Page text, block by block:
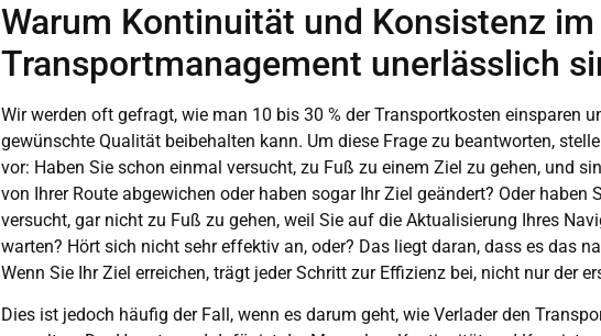
Warum Kontinuität und Konsistenz im
Transportmanagement unerlässlich
Wir werden oft gefragt, wie man 10 bis 30 % der Transportkosten einsparen
gewünschte Qualität beibehalten kann. Um diese Frage zu beantworten,
vor: Haben Sie schon einmal versucht, zu Fuß zu einem Ziel zu gehen, und
von Ihrer Route abgewichen oder haben sogar Ihr Ziel geändert? Oder haben
versucht, gar nicht zu Fuß zu gehen, weil Sie auf die Aktualisierung Ihres
warten? Hört sich nicht sehr effektiv an, oder? Das liegt daran, dass es das
Wenn Sie Ihr Ziel erreichen, trägt jeder Schritt zur Effizienz bei, nicht nur der
Dies ist jedoch häufig der Fall, wenn es darum geht, wie Verlader den